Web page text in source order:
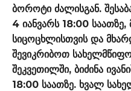
ბოროტი ძალისგან.
4 იანვარს 18:00 საათზე,
სიცოცხლისთვის და
შევიკრიბოთ
შეკვეთილში, ბიძინა
18:00 საათზე. ხვალ